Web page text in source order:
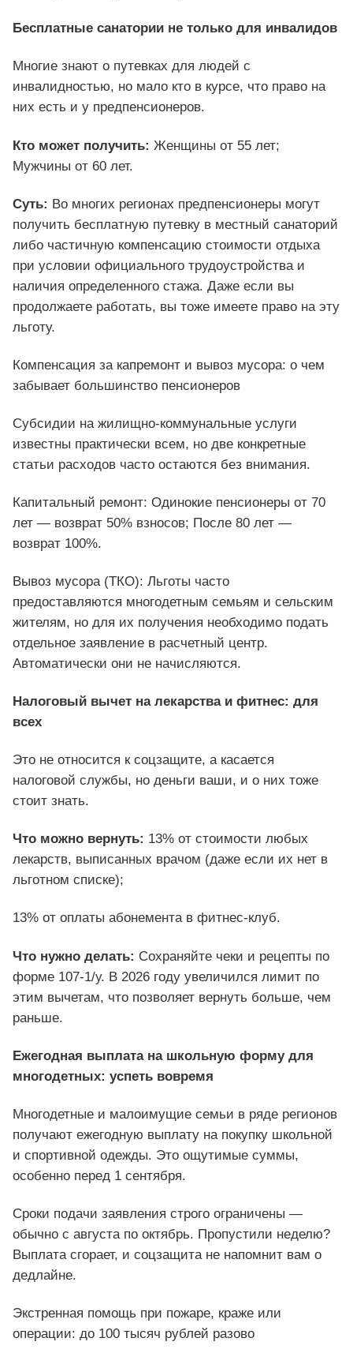
Бесплатные санатории не только для инвалидов
Многие знают о путевках для людей с
инвалидностью, но мало кто в курсе, что право на
них есть и у предпенсионеров.
Кто может получить: Женщины от 55 лет;
Мужчины от 60 лет.
Суть: Во многих регионах предпенсионеры могут
получить бесплатную путевку в местный санаторий
либо частичную компенсацию стоимости отдыха
при условии официального трудоустройства и
наличия определенного стажа. Даже если вы
продолжаете работать, вы тоже имеете право на эту
льготу.
Компенсация за капремонт и вывоз мусора: о чем
забывает большинство пенсионеров
Субсидии на жилищно-коммунальные услуги
известны практически всем, но две конкретные
статьи расходов часто остаются без внимания.
Капитальный ремонт: Одинокие пенсионеры от 70
лет — возврат 50% взносов; После 80 лет —
возврат 100%.
Вывоз мусора (ТКО): Льготы часто
предоставляются многодетным семьям и сельским
жителям, но для их получения необходимо подать
отдельное заявление в расчетный центр.
Автоматически они не начисляются.
Налоговый вычет на лекарства и фитнес: для
всех
Это не относится к соцзащите, а касается
налоговой службы, но деньги ваши, и о них тоже
стоит знать.
Что можно вернуть: 13% от стоимости любых
лекарств, выписанных врачом (даже если их нет в
льготном списке);
13% от оплаты абонемента в фитнес-клуб.
Что нужно делать: Сохраняйте чеки и рецепты по
форме 107-1/у. В 2026 году увеличился лимит по
этим вычетам, что позволяет вернуть больше, чем
раньше.
Ежегодная выплата на школьную форму для
многодетных: успеть вовремя
Многодетные и малоимущие семьи в ряде регионов
получают ежегодную выплату на покупку школьной
и спортивной одежды. Это ощутимые суммы,
особенно перед 1 сентября.
Сроки подачи заявления строго ограничены —
обычно с августа по октябрь. Пропустили неделю?
Выплата сгорает, и соцзащита не напомнит вам о
дедлайне.
Экстренная помощь при пожаре, краже или
операции: до 100 тысяч рублей разово